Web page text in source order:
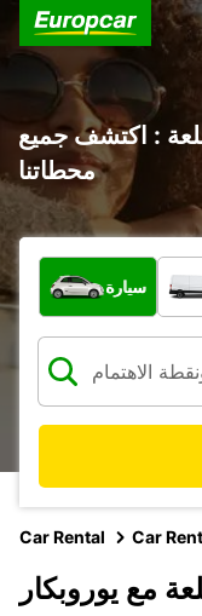
: اكتشف جميع
محطاتنا
ما نوع المركبة؟
سيارة
Car Rental Car
مع يوروبكار